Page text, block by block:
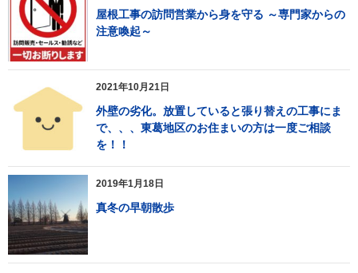
屋根工事の訪問営業から身を守る ～専門家からの
注意喚起～
2021年10月21日
外壁の劣化。放置していると張り替えの工事にま
で、、、東葛地区のお住まいの方は一度ご相談
を！！
2019年1月18日
真冬の早朝散歩